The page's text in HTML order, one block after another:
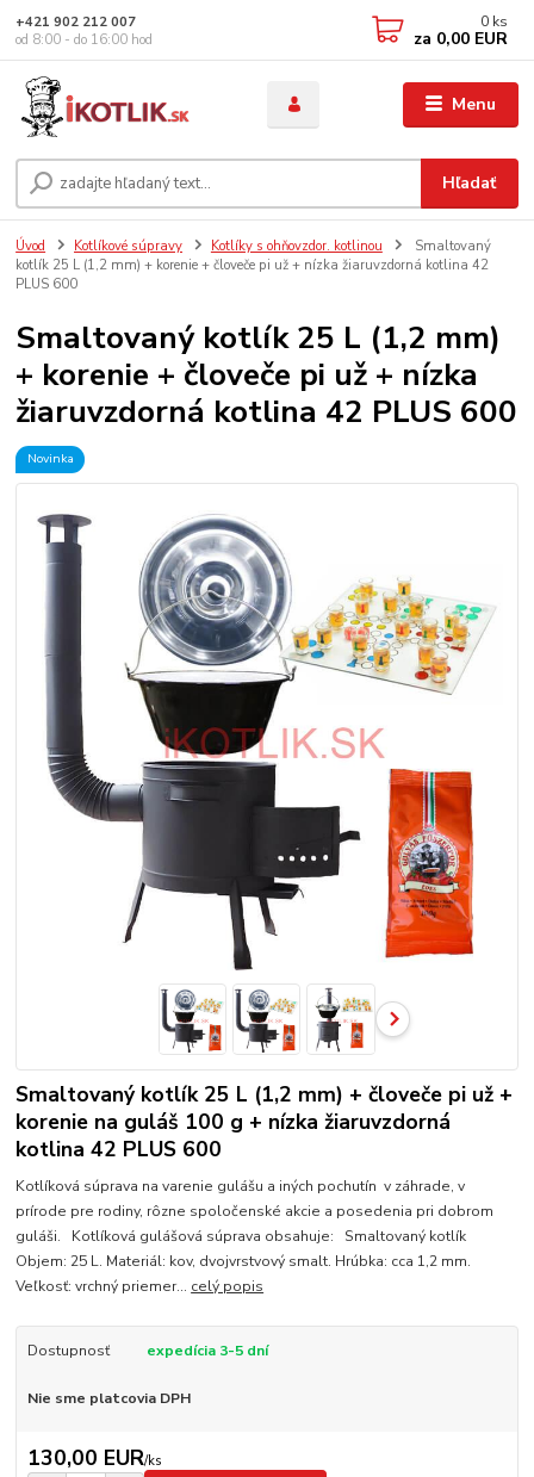
Menu
Hľadať
+421 902 212 007
od 8:00 - do 16:00 hod
0 ks
za 0,00 EUR
Úvod Kotlíkové súpravy Kotlíky s ohňovzdor. kotlinou
Smaltovaný
kotlík 25 L (1,2 mm) + korenie + človeče pi už + nízka žiaruvzdorná kotlina 42
PLUS 600
Smaltovaný kotlík 25 L (1,2 mm)
+ korenie + človeče pi už + nízka
žiaruvzdorná kotlina 42 PLUS 600
Novinka
Smaltovaný kotlík 25 L (1,2 mm) + človeče pi už +
korenie na guláš 100 g + nízka žiaruvzdorná
kotlina 42 PLUS 600
Kotlíková súprava na varenie gulášu a iných pochutín v záhrade, v
prírode pre rodiny, rôzne spoločenské akcie a posedenia pri dobrom
guláši. Kotlíková gulášová súprava obsahuje: Smaltovaný kotlík
Objem: 25 L. Materiál: kov, dvojvrstvový smalt. Hrúbka: cca 1,2 mm.
Veľkosť: vrchný priemer... celý popis
Dostupnosť expedícia 3-5 dní
Nie sme platcovia DPH
130,00 EUR/ks